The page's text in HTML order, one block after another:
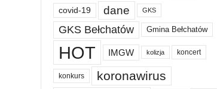
covid-19 dane GKS
GKS Bełchatów Gmina Bełchatów
HOT IMGW kolizja koncert
konkurs koronawirus